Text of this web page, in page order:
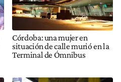
Córdoba: una mujer en
situación de calle murió en la
Terminal de Ómnibus